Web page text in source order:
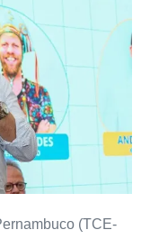
(TCE-